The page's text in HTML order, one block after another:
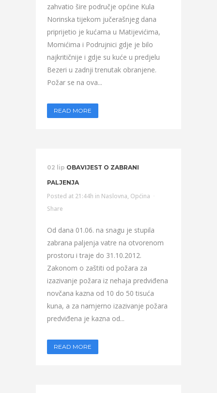
zahvatio šire područje općine Kula
Norinska tijekom jučerašnjeg dana
priprijetio je kućama u Matijevićima,
Momićima i Podrujnici gdje je bilo
najkritičnije i gdje su kuće u predjelu
Bezeri u zadnji trenutak obranjene.
Požar se na ova...
READ MORE
02 lip OBAVIJEST O ZABRANI
PALJENJA
Posted at 21:44h in Naslovna, Općina
Share
Od dana 01.06. na snagu je stupila
zabrana paljenja vatre na otvorenom
prostoru i traje do 31.10.2012.
Zakonom o zaštiti od požara za
izazivanje požara iz nehaja predviđena
novčana kazna od 10 do 50 tisuća
kuna, a za namjerno izazivanje požara
predviđena je kazna od...
READ MORE